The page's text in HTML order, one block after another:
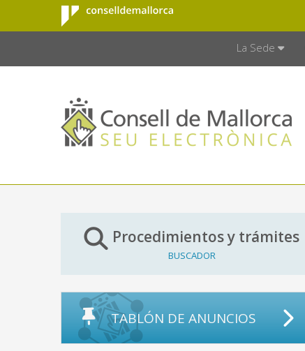
Saltar al contenido principal
Consell de
Mallorca
La Sede
Procedimientos y trámites
BUSCADOR
TABLÓN DE ANUNCIOS